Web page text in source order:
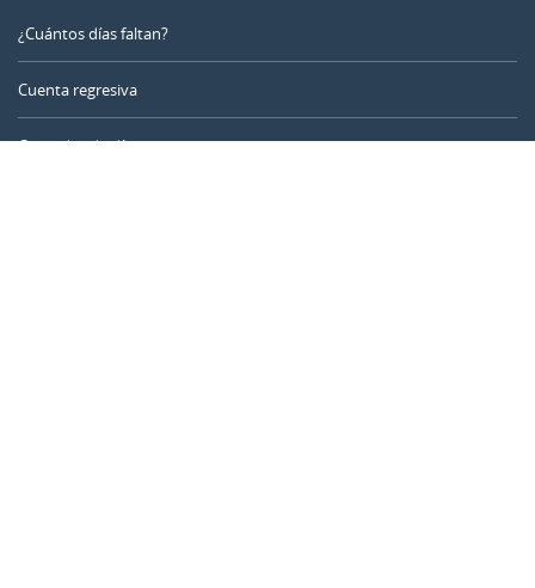
¿Cuántos días faltan?
Cuenta regresiva
Contador de días